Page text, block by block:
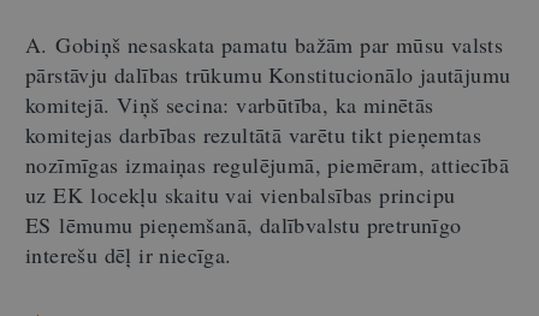
A. Gobiņš nesaskata pamatu bažām par mūsu valsts
pārstāvju dalības trūkumu Konstitucionālo jautājumu
komitejā. Viņš secina: varbūtība, ka minētās
komitejas darbības rezultātā varētu tikt pieņemtas
nozīmīgas izmaiņas regulējumā, piemēram, attiecībā
uz EK locekļu skaitu vai vienbalsības principu
ES lēmumu pieņemšanā, dalībvalstu pretrunīgo
interešu dēļ ir niecīga.